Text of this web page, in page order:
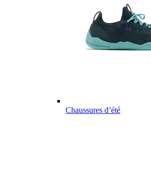
Chaussures d’été